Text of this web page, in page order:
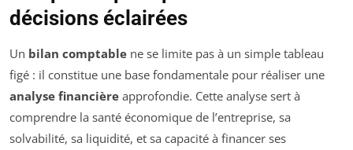
décisions éclairées
Un bilan comptable ne se limite pas à un simple tableau
figé : il constitue une base fondamentale pour réaliser une
analyse financière approfondie. Cette analyse sert à
comprendre la santé économique de l’entreprise, sa
solvabilité, sa liquidité, et sa capacité à financer ses